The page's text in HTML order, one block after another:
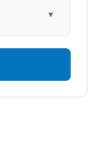
▼